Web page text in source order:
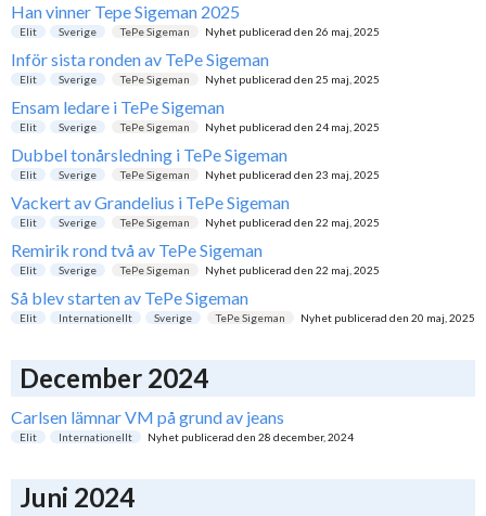
Han vinner Tepe Sigeman 2025
Elit Sverige TePe Sigeman Nyhet publicerad den 26 maj, 2025
Inför sista ronden av TePe Sigeman
Elit Sverige TePe Sigeman Nyhet publicerad den 25 maj, 2025
Ensam ledare i TePe Sigeman
Elit Sverige TePe Sigeman Nyhet publicerad den 24 maj, 2025
Dubbel tonårsledning i TePe Sigeman
Elit Sverige TePe Sigeman Nyhet publicerad den 23 maj, 2025
Vackert av Grandelius i TePe Sigeman
Elit Sverige TePe Sigeman Nyhet publicerad den 22 maj, 2025
Remirik rond två av TePe Sigeman
Elit Sverige TePe Sigeman Nyhet publicerad den 22 maj, 2025
Så blev starten av TePe Sigeman
Elit Internationellt Sverige TePe Sigeman Nyhet publicerad den 20 maj, 2025
December 2024
Carlsen lämnar VM på grund av jeans
Elit Internationellt Nyhet publicerad den 28 december, 2024
Juni 2024